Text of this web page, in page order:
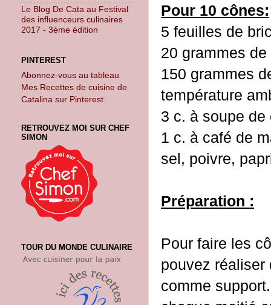
Pour 10 cônes:
5 feuilles de
20 grammes
150 grammes
température
3 c. à soupe
1 c. à café de
sel, poivre,
Préparation :
Pour faire les
pouvez réaliser
comme
Le Blog De Cata au Festival
des influenceurs culinaires
2017 - 3ème édition
PINTEREST
Abonnez-vous au tableau
Mes Recettes de cuisine de
Catalina sur Pinterest.
RETROUVEZ MOI SUR CHEF
SIMON
TOUR DU MONDE CULINAIRE